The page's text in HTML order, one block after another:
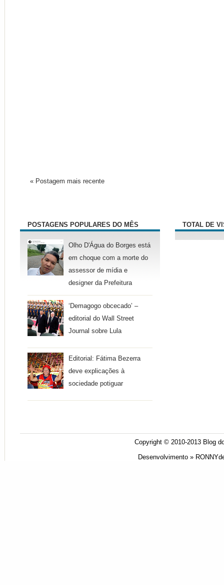
« Postagem mais recente
POSTAGENS POPULARES DO MÊS
Olho D'Água do Borges está
em choque com a morte do
assessor de mídia e
designer da Prefeitura
‘Demagogo obcecado’ –
editorial do Wall Street
Journal sobre Lula
Editorial: Fátima Bezerra
deve explicações à
sociedade potiguar
TOTAL DE
Copyright © 2010-2013 Blog
Desenvolvimento »